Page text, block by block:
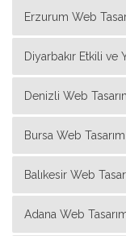
Erzurum Web
Diyarbakır Etkili ve
Denizli Web
Bursa Web
Balıkesir Web
Adana Web